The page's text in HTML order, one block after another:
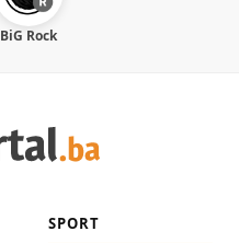
BiG Rock
SPORT